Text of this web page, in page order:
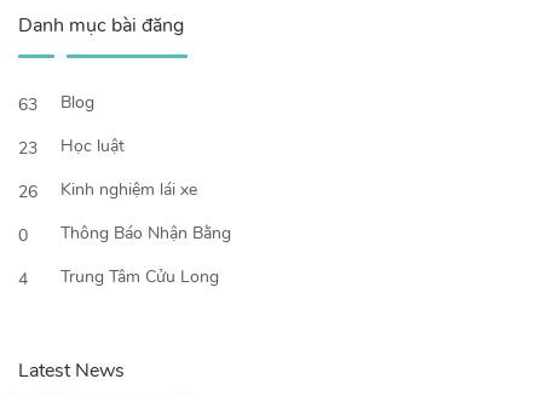
Danh mục bài đăng
63
Blog
23
Học luật
26
Kinh nghiệm lái xe
0
Thông Báo Nhận Bằng
4
Trung Tâm Cửu Long
Latest News